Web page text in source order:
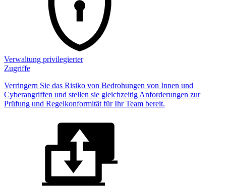
Verwaltung privilegierter
Zugriffe
Verringern Sie das Risiko von Bedrohungen von Innen und
Cyberangriffen und stellen sie gleichzeitig Anforderungen zur
Prüfung und Regelkonformität für Ihr Team bereit.